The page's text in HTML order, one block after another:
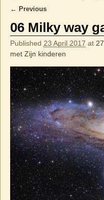
← Previous
06 Milky way
Published 23 April 2017 at
met Zijn kinderen